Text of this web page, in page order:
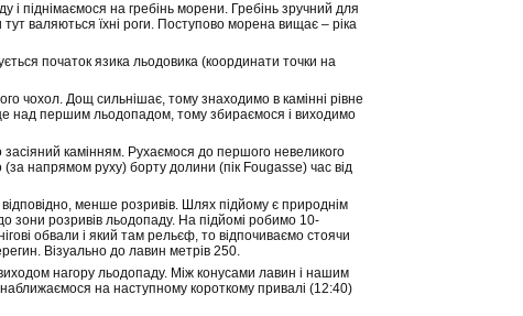
піднімаємося на гребінь морени. Гребінь зручний для
тут валяються їхні роги. Поступово морена вищає – ріка
початок язика льодовика (координати точки на
чохол. Дощ сильнішає, тому знаходимо в камінні рівне
над першим льодопадом, тому збираємося і виходимо
засіяний камінням. Рухаємося до першого невеликого
напрямом руху) борту долини (пік Fougasse) час від
менше розривів. Шлях підйому є природнім
зони розривів льодопаду. На підйомі робимо 10-
обвали і який там рельєф, то відпочиваємо стоячи
Візуально до лавин метрів 250.
нагору льодопаду. Між конусами лавин і нашим
на наступному короткому привалі (12:40)